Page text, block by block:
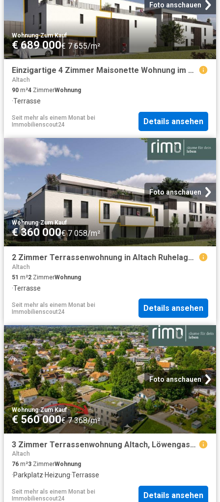
Foto anschauen
Wohnung·Zum Kauf
€ 689 000€ 7 655/m²
Einzigartige 4 Zimmer Maisonette Wohnung im Dachgeschoss Top A4
Altach
90 m²4 ZimmerWohnung
·Terrasse
Seit mehr als einem Monat bei
Immobilienscout24
Details ansehen
Foto anschauen
Wohnung·Zum Kauf
€ 360 000€ 7 058/m²
2 Zimmer Terrassenwohnung in Altach Ruhelage / Top B4
Altach
51 m²2 ZimmerWohnung
·Terrasse
Seit mehr als einem Monat bei
Immobilienscout24
Details ansehen
Foto anschauen
Wohnung·Zum Kauf
€ 560 000€ 7 368/m²
3 Zimmer Terrassenwohnung Altach, Löwengasse / Top 2
Altach
76 m²3 ZimmerWohnung
·Parkplatz·Heizung·Terrasse
Seit mehr als einem Monat bei
Immobilienscout24
Details ansehen